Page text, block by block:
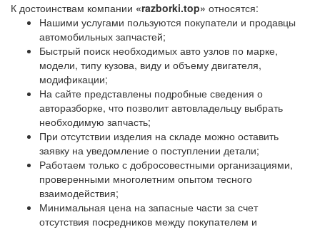
К достоинствам компании «razborki.top» относятся:
Нашими услугами пользуются покупатели и продавцы
автомобильных запчастей;
Быстрый поиск необходимых авто узлов по марке,
модели, типу кузова, виду и объему двигателя,
модификации;
На сайте представлены подробные сведения о
авторазборке, что позволит автовладельцу выбрать
необходимую запчасть;
При отсутствии изделия на складе можно оставить
заявку на уведомление о поступлении детали;
Работаем только с добросовестными организациями,
проверенными многолетним опытом тесного
взаимодействия;
Минимальная цена на запасные части за счет
отсутствия посредников между покупателем и